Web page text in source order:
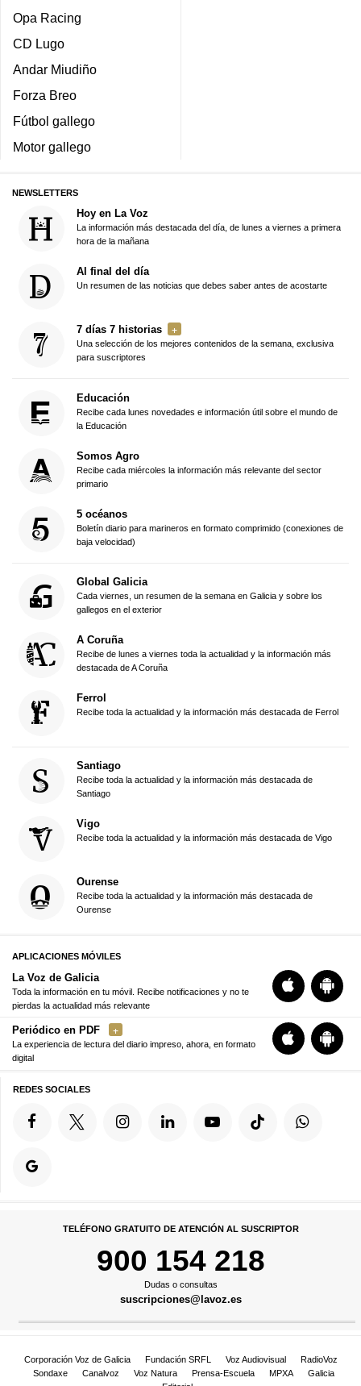
Opa Racing
CD Lugo
Andar Miudiño
Forza Breo
Fútbol gallego
Motor gallego
NEWSLETTERS
Hoy en La Voz
La información más destacada del día, de lunes a viernes a primera
hora de la mañana
Al final del día
Un resumen de las noticias que debes saber antes de acostarte
7 días 7 historias
Una selección de los mejores contenidos de la semana, exclusiva
para suscriptores
Educación
Recibe cada lunes novedades e información útil sobre el mundo de
la Educación
Somos Agro
Recibe cada miércoles la información más relevante del sector
primario
5 océanos
Boletín diario para marineros en formato comprimido (conexiones de
baja velocidad)
Global Galicia
Cada viernes, un resumen de la semana en Galicia y sobre los
gallegos en el exterior
A Coruña
Recibe de lunes a viernes toda la actualidad y la información más
destacada de A Coruña
Ferrol
Recibe toda la actualidad y la información más destacada de Ferrol
Santiago
Recibe toda la actualidad y la información más destacada de
Santiago
Vigo
Recibe toda la actualidad y la información más destacada de Vigo
Ourense
Recibe toda la actualidad y la información más destacada de
Ourense
APLICACIONES MÓVILES
La Voz de Galicia
Toda la información en tu móvil. Recibe notificaciones y no te
pierdas la actualidad más relevante
Periódico en PDF
La experiencia de lectura del diario impreso, ahora, en formato
digital
REDES SOCIALES
TELÉFONO GRATUITO DE ATENCIÓN AL SUSCRIPTOR
900 154 218
Dudas o consultas
suscripciones@lavoz.es
Corporación Voz de Galicia Fundación SRFL Voz Audiovisual
RadioVoz
Sondaxe
Canalvoz Voz Natura Prensa-Escuela MPXA
Galicia